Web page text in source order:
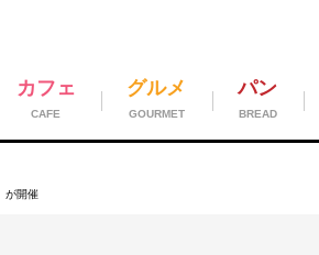
パン
BREAD
グルメ
GOURMET
カフェ
CAFE
が開催